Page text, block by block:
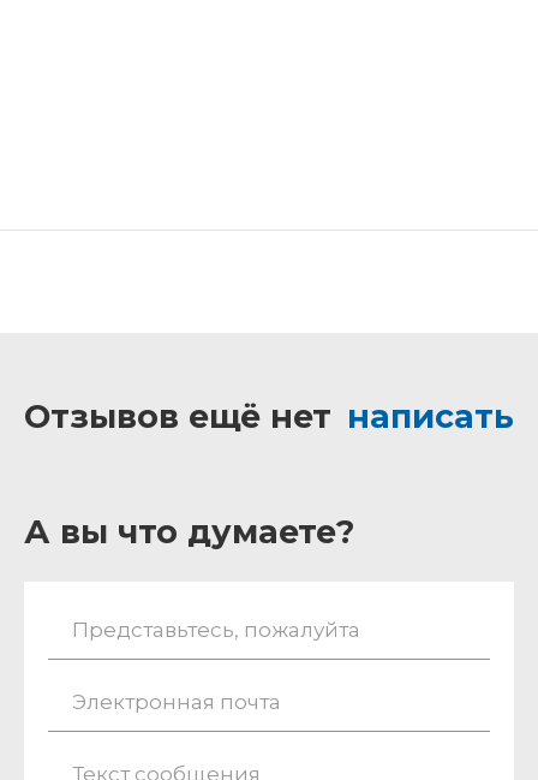
Отзывов ещё нет написать
А вы что думаете?